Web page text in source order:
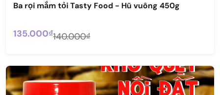
Ba rọi mắm tỏi Tasty Food - Hũ vuông 450g
135.000₫140.000₫